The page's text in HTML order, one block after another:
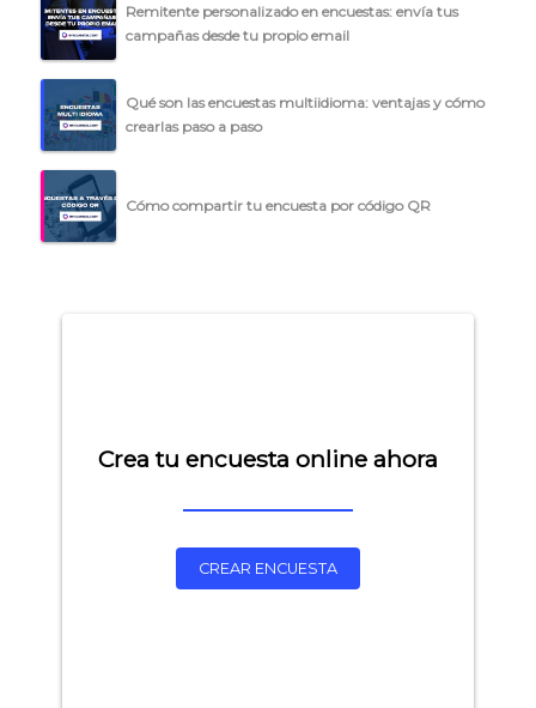
Remitente personalizado en encuestas: envía tus
campañas desde tu propio email
Qué son las encuestas multiidioma: ventajas y cómo
crearlas paso a paso
Cómo compartir tu encuesta por código QR
Crea tu encuesta online ahora
CREAR ENCUESTA